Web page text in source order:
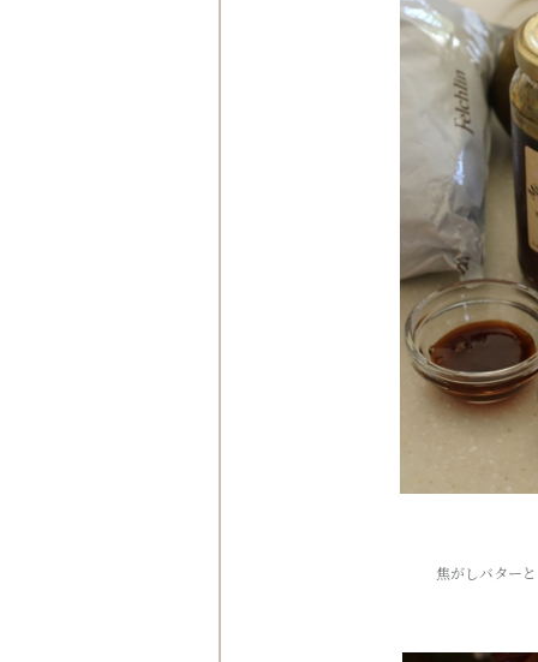
焦がしバター